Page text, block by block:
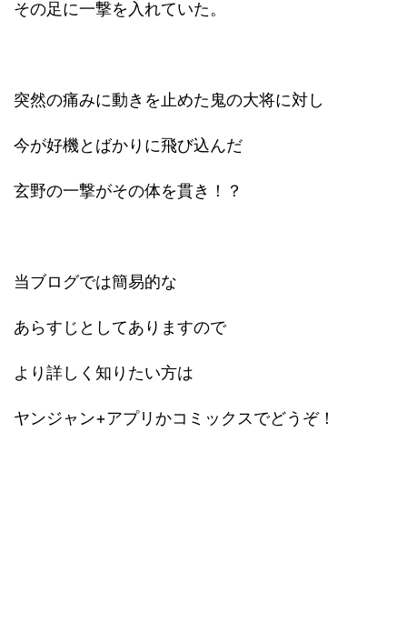
その足に一撃を入れていた。
突然の痛みに動きを止めた鬼の大将に対し
今が好機とばかりに飛び込んだ
玄野の一撃がその体を貫き！？
当ブログでは簡易的な
あらすじとしてありますので
より詳しく知りたい方は
ヤンジャン+アプリかコミックスでどうぞ！